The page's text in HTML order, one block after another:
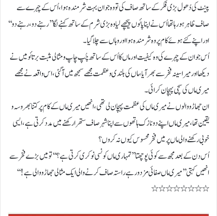
پینٹ کی دُھول بڑی فکر کے ساتھ صاف کی تو وہ جوان بہت شرمندہ ہوا ، اُس کے چہرے سے
صاف ظاہر ہورہا تھا اُس نے اپنا پائوں پیچھے لیا وہ بڑی شرم کے ساتھ کہنے لگا ’’ رہنے دو ، رہنے دو ‘‘
اور اپنے کئے ہوئے کام پر وہ شرمندہ ہوا اور وہاں سے چلا گیا۔
اُس جوان کے چہرے کی وہ کیفیت اور ماں کا اُس کے ساتھ چُپ چاپ و مثالی مثبت برتائو میں نے
دیکھا اور میرا سینہ فخر سے بھر آیا ، ماں کی بلندی و عظمت مجھے سمجھ میں آگئی، اس واقعہ نے مجھے
میری ماں کی سچی پہچان کرائی۔
ان جھاڑو والوں نے میری ماں کی عظمت پہچان لی تھی ، انھیں میری ماں کے کام پر کتنا بھروسہ و
یقین تھا ، میری ماں اپنے دو نازک ہاتھوں سے اپنا شہر صاف ستھرا رکھنے میں مدد کرتی ہے ، ایسی
خوبی رکھنے والی ماں پر میں فخر محسوس کیوں نہ کروں؟
اُس دن کے بعد مجھ سے کوئی پوچھتا ’’تمہاری ماں کونسی نوکری کرتی ہے ؟‘‘ تو میں بڑے فخر سے
انھیں کہتی ’’میری ماں صفائی مزدور ہے راستہ صاف کرنے والی ایک مثالی جھاڑو والی ہے !‘‘
٭٭٭٭٭٭٭٭